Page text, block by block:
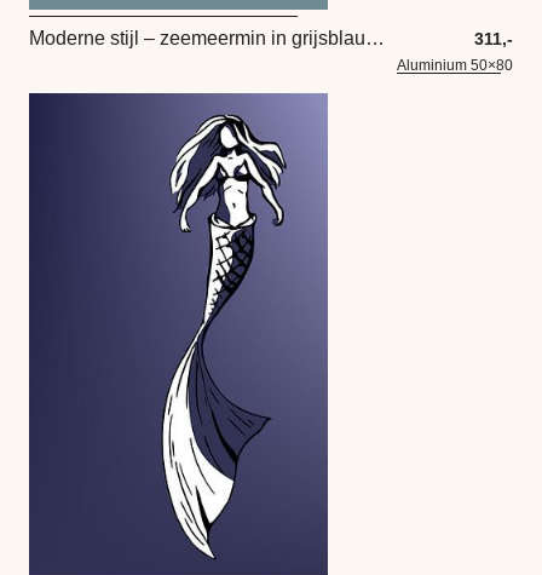
Moderne stijl – zeemeermin in grijsblauw en wit 311,-
Aluminium 50×80